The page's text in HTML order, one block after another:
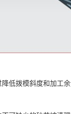
拨模斜度和加工余